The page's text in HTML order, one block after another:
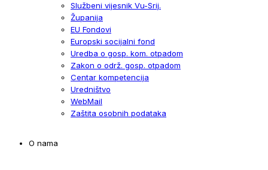
Službeni vijesnik Vu-Srij.
Županija
EU Fondovi
Europski socijalni fond
Uredba o gosp. kom. otpadom
Zakon o održ. gosp. otpadom
Centar kompetencija
Uredništvo
WebMail
Zaštita osobnih podataka
O nama